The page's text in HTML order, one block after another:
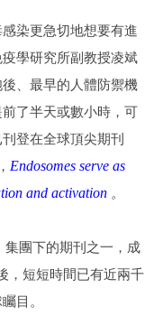
染更急切地想要有進
學研究所副教授凌斌
、最早的人體防禦機
了半天或數小時，可
登在全球頂尖期刊
Endosomes serve as
and activation 。
集團下的期刊之一，成
，短短時間已有近兩千
目。